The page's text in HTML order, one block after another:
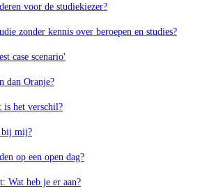
voor de studiekiezer?
zonder kennis over beroepen en studies?
case scenario'
dan Oranje?
het verschil?
bij mij?
op een open dag?
Wat heb je er aan?